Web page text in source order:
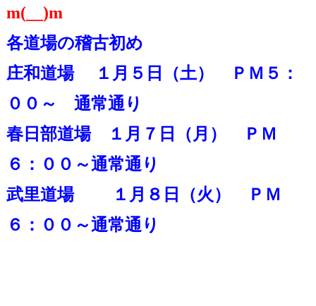
m(__)m
各道場の稽古初め
庄和道場 １月５日（土） ＰＭ５：
００～ 通常通り
春日部道場 １月７日（月） ＰＭ
６：００～通常通り
武里道場 １月８日（火） ＰＭ
６：００～通常通り